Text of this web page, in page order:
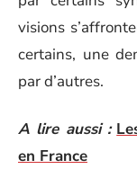
visions
certains, une
par d’autres.
A lire aussi :
en France